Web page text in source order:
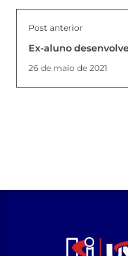
Post anterior
Ex-aluno
26 de maio de 2021